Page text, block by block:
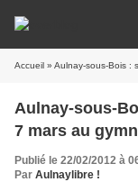
Accueil » Aulnay-sous-Bois :
Aulnay-sous-
7 mars au
Publié le 22/02/2012 à
Par Aulnaylibre !